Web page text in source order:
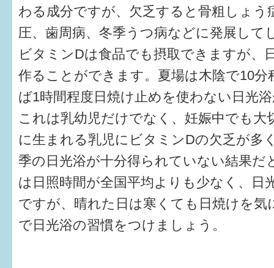
わる成分ですが、欠乏すると骨粗しょう
圧、歯周病、冬季うつ病などに発展して
ビタミンDは食品でも摂取できますが、
作ることができます。夏場は木陰で10分
ば1時間程度日焼け止めを使わない日光
これは乳幼児だけでなく、妊娠中でも大
に生まれる乳児にビタミンDの欠乏が多
季の日光浴が十分得られていない結果だ
は日照時間が全国平均よりも少なく、日
ですが、晴れた日は寒くても日焼けを気
で日光浴の習慣をつけましょう。
3歳〜就学前
就学後〜
子育てマップ
イベントレポート
なるほどコラム
メールマガジン
はぐくむ.net相談コーナー